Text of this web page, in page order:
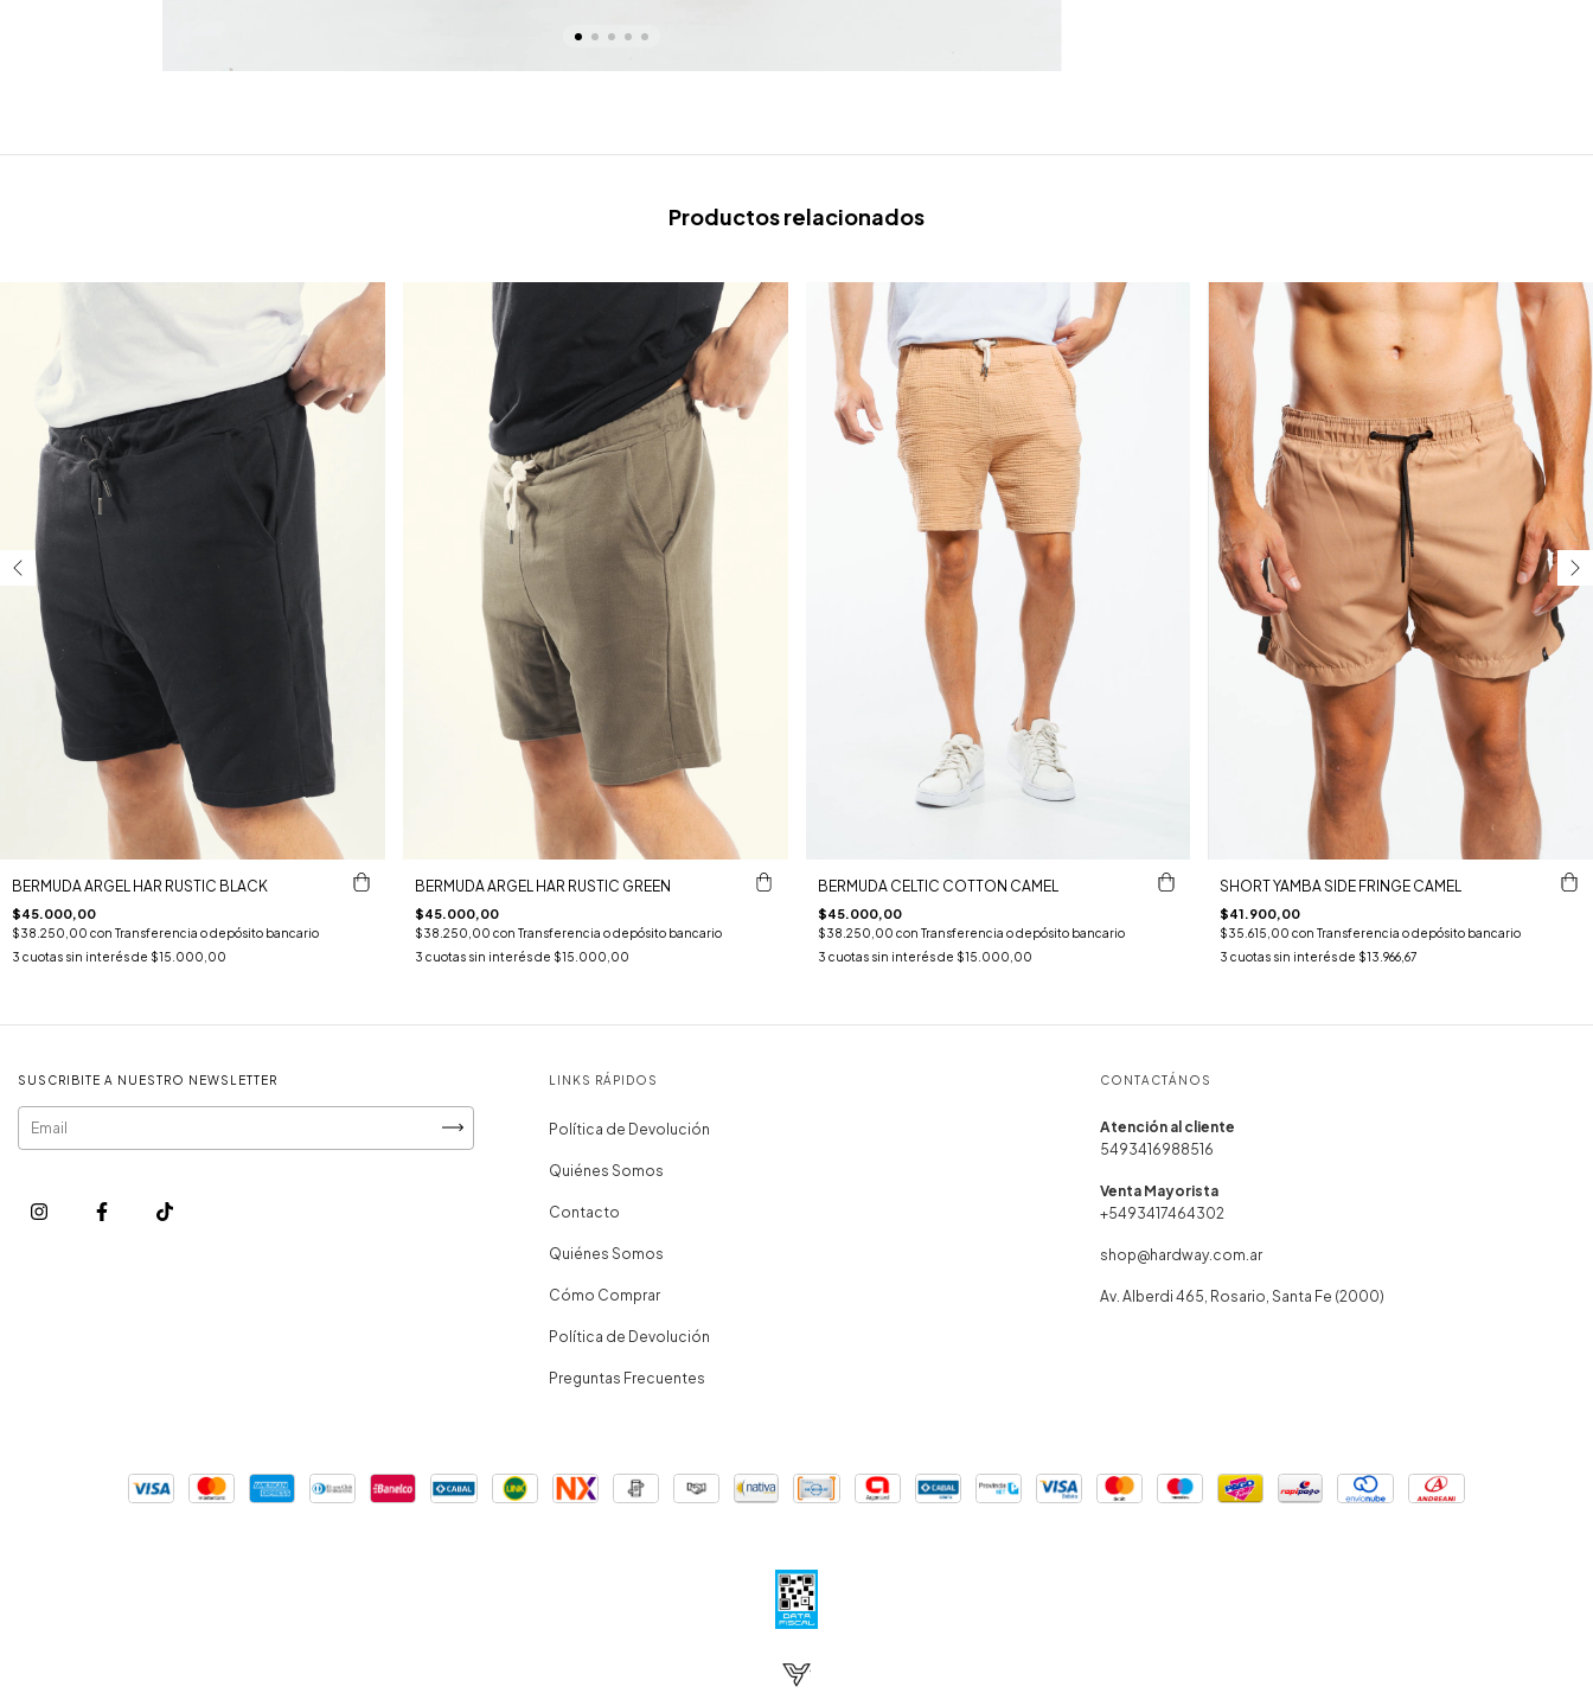
Productos relacionados
BERMUDA ARGEL HAR RUSTIC BLACK
$45.000,00
$38.250,00 con Transferencia o depósito bancario
3 cuotas sin interés de $15.000,00
BERMUDA ARGEL HAR RUSTIC GREEN
$45.000,00
$38.250,00 con Transferencia o depósito bancario
3 cuotas sin interés de $15.000,00
BERMUDA CELTIC COTTON CAMEL
$45.000,00
$38.250,00 con Transferencia o depósito bancario
3 cuotas sin interés de $15.000,00
SHORT YAMBA SIDE FRINGE CAMEL
$41.900,00
$35.615,00con Transferencia o depósito bancario
3 cuotas sin interés de $13.966,67
SUSCRIBITE A NUESTRO NEWSLETTER LINKS RÁPIDOS
Política de Devolución
Quiénes Somos
Contacto
Quiénes Somos
Cómo Comprar
Política de Devolución
Preguntas Frecuentes
CONTACTÁNOS
5493416988516
+5493417464302
shop@hardway.com.ar
Av. Alberdi 465, Rosario, Santa Fe (2000)